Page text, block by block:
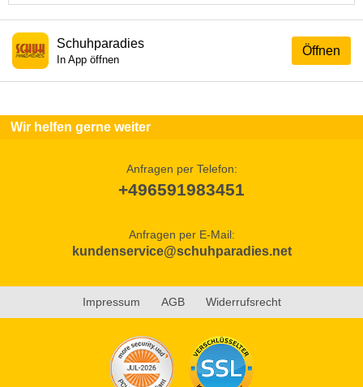
Öffnen
Schuhparadies
In App öffnen
Wir helfen gerne weiter
Anfragen per Telefon:
+496591983451
Anfragen per E-Mail:
kundenservice@schuhparadies.net
Impressum AGB Widerrufsrecht